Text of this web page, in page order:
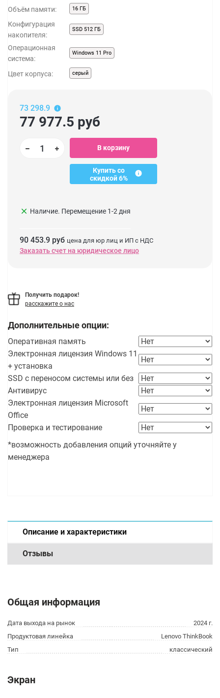
Объём памяти: 16 ГБ
Конфигурация
накопителя:
SSD 512 ГБ
Операционная
система:
Windows 11 Pro
Цвет корпуса: серый
73 298.9
77 977.5 руб
В корзину
Купить со
скидкой 6%
clear Наличие. Перемещение 1-2 дня
90 453.9 руб цена для юр лиц и ИП с НДС
Заказать счет на юридическое лицо
Получить подарок!
расскажите о нас
Дополнительные опции:
Оперативная память
Электронная лицензия Windows 11
+ установка
SSD с переносом системы или без
Антивирус
Электронная лицензия Microsoft
Office
Проверка и тестирование
*возможность добавления опций уточняйте у
менеджера
Описание и характеристики
Отзывы
Общая информация
Дата выхода на рынок
2024 г.
Продуктовая линейка
Lenovo ThinkBook
Тип
классический
Экран